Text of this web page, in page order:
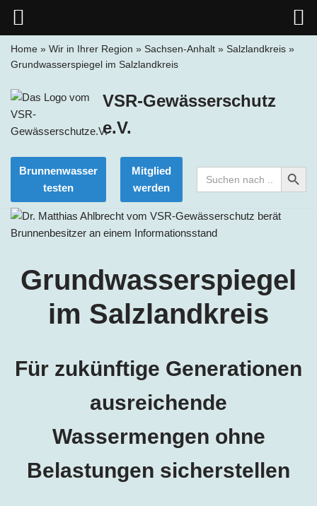
Inhalt
Home » Wir in Ihrer Region » Sachsen-Anhalt » Salzlandkreis »
Grundwasserspiegel im Salzlandkreis
VSR-Gewässerschutz
e.V.
Brunnenwasser
testen
Mitglied
werden
Search
for:
Search Button
Grundwasserspiegel
im Salzlandkreis
Für zukünftige Generationen
ausreichende
Wassermengen ohne
Belastungen sicherstellen